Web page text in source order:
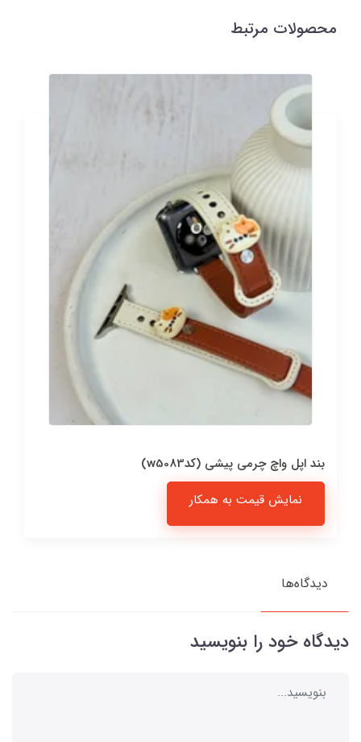
محصولات مرتبط
بند اپل واچ چرمی پیشی (کدw5083)
نمایش قیمت به همکار
دیدگاه‌ها
دیدگاه خود را بنویسید